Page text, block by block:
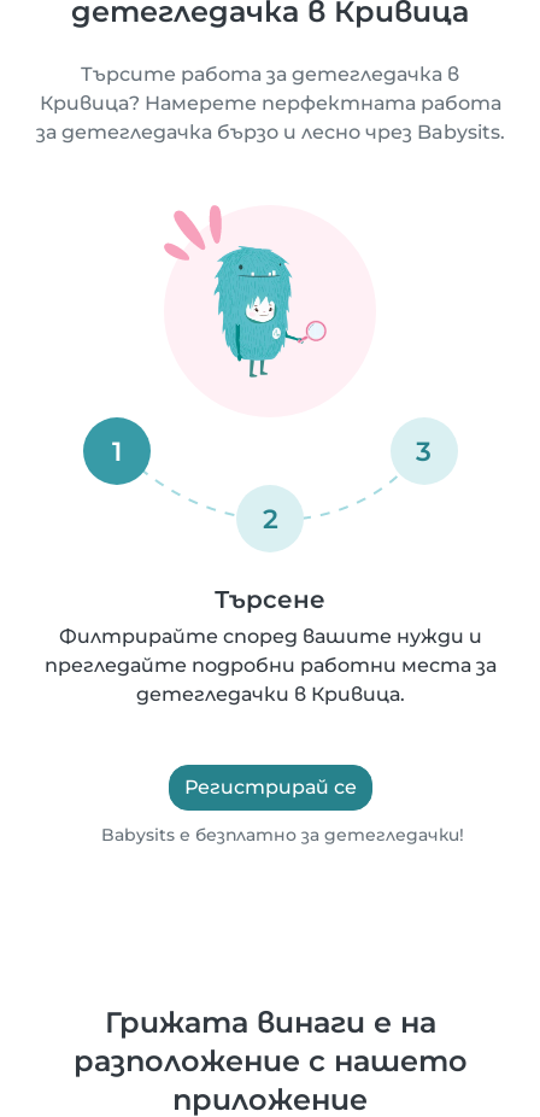
детегледачка в Кривица
Търсите работа за детегледачка в
Кривица? Намерете перфектната работа
за детегледачка бързо и лесно чрез Babysits.
1
2
3
Търсене
Филтрирайте според вашите нужди и
прегледайте подробни работни места за
детегледачки в Кривица.
Регистрирай се
Babysits е безплатно за детегледачки!
Грижата винаги е на
разположение с нашето
приложение